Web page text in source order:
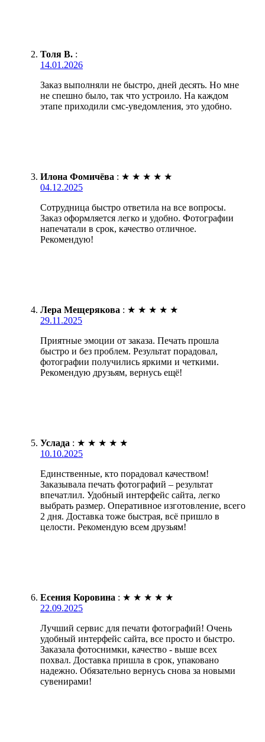
Толя В. :
14.01.2026
Заказ выполняли не быстро, дней десять. Но мне
не спешно было, так что устроило. На каждом
этапе приходили смс-уведомления, это удобно.
Илона Фомичёва : ★ ★ ★ ★ ★
04.12.2025
Сотрудница быстро ответила на все вопросы.
Заказ оформляется легко и удобно. Фотографии
напечатали в срок, качество отличное.
Рекомендую!
Лера Мещерякова : ★ ★ ★ ★ ★
29.11.2025
Приятные эмоции от заказа. Печать прошла
быстро и без проблем. Результат порадовал,
фотографии получились яркими и четкими.
Рекомендую друзьям, вернусь ещё!
Услада : ★ ★ ★ ★ ★
10.10.2025
Единственные, кто порадовал качеством!
Заказывала печать фотографий – результат
впечатлил. Удобный интерфейс сайта, легко
выбрать размер. Оперативное изготовление, всего
2 дня. Доставка тоже быстрая, всё пришло в
целости. Рекомендую всем друзьям!
Есения Коровина : ★ ★ ★ ★ ★
22.09.2025
Лучший сервис для печати фотографий! Очень
удобный интерфейс сайта, все просто и быстро.
Заказала фотоснимки, качество - выше всех
похвал. Доставка пришла в срок, упаковано
надежно. Обязательно вернусь снова за новыми
сувенирами!